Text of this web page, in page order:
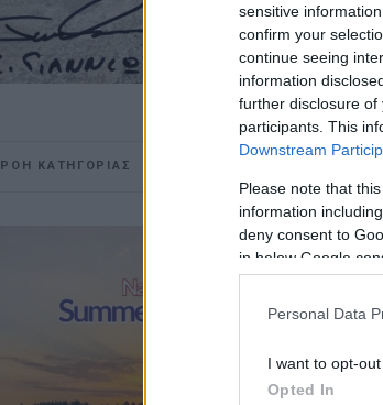
sensitive
confirm your
continue seeing
information
further disclosure of
participants. This
Downstream
Please note that
information
deny consent to
in below Google
Personal Data
I want to opt-
Opted In
ΡΟΗ ΚΑΤΗΓΟΡΙΑΣ